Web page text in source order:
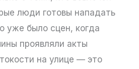
люди готовы нападать
уже было сцен, когда
проявляли акты
на улице — это